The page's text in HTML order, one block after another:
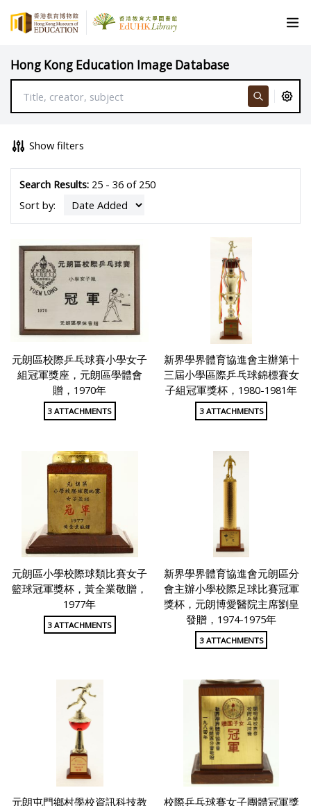
Hong Kong Education Image Database
Show filters
Search Results:25 - 36 of 250
Sort by:
元朗區校際乒乓球賽小學女子
組冠軍獎座，元朗區學體會
贈，1970年
3 ATTACHMENTS
新界學界體育協進會主辦第十
三屆小學區際乒乓球錦標賽女
子組冠軍獎杯，1980-1981年
3 ATTACHMENTS
元朗區小學校際球類比賽女子
籃球冠軍獎杯，黃全業敬贈，
1977年
3 ATTACHMENTS
新界學界體育協進會元朗區分
會主辦小學校際足球比賽冠軍
獎杯，元朗博愛醫院主席劉皇
發贈，1974-1975年
3 ATTACHMENTS
元朗屯門鄉村學校資訊科技教
校際乒乓球賽女子團體冠軍獎